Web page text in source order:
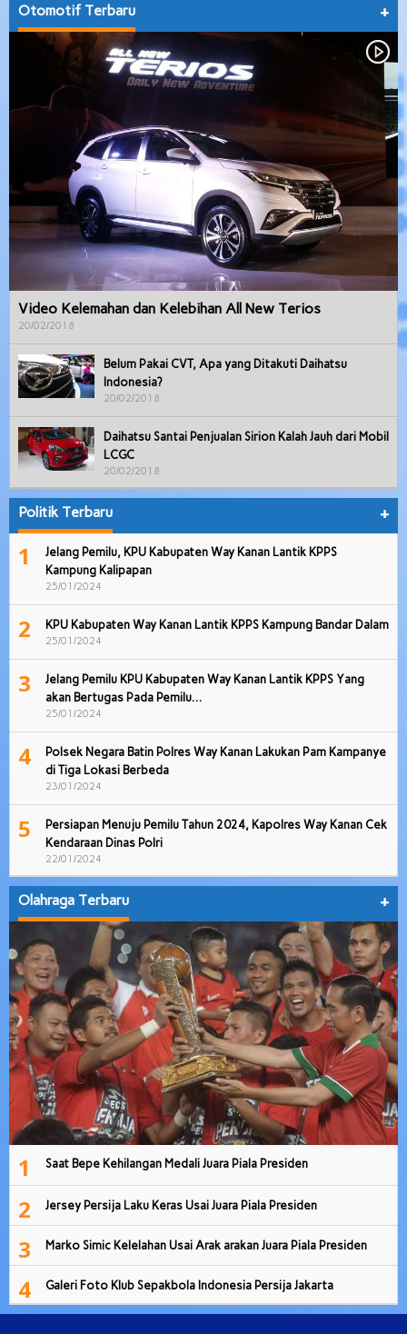
Otomotif Terbaru +
Video Kelemahan dan Kelebihan All New Terios
20/02/2018
Belum Pakai CVT, Apa yang Ditakuti Daihatsu
Indonesia?
20/02/2018
Daihatsu Santai Penjualan Sirion Kalah Jauh dari Mobil
LCGC
20/02/2018
Politik Terbaru +
1
Jelang Pemilu, KPU Kabupaten Way Kanan Lantik KPPS
Kampung Kalipapan
25/01/2024
2 KPU Kabupaten Way Kanan Lantik KPPS Kampung Bandar Dalam
25/01/2024
3
Jelang Pemilu KPU Kabupaten Way Kanan Lantik KPPS Yang
akan Bertugas Pada Pemilu…
25/01/2024
4
Polsek Negara Batin Polres Way Kanan Lakukan Pam Kampanye
di Tiga Lokasi Berbeda
23/01/2024
5
Persiapan Menuju Pemilu Tahun 2024, Kapolres Way Kanan Cek
Kendaraan Dinas Polri
22/01/2024
Olahraga Terbaru +
1 Saat Bepe Kehilangan Medali Juara Piala Presiden
2 Jersey Persija Laku Keras Usai Juara Piala Presiden
3 Marko Simic Kelelahan Usai Arak arakan Juara Piala Presiden
4 Galeri Foto Klub Sepakbola Indonesia Persija Jakarta